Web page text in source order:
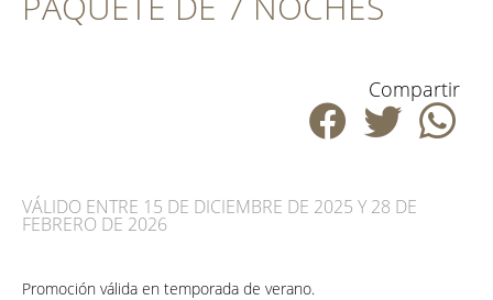
Compartir
VÁLIDO ENTRE 15 DE DICIEMBRE DE 2025 Y 28 DE
FEBRERO DE 2026
Promoción válida en temporada de verano.